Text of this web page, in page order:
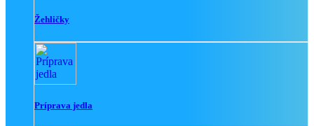
Žehličky
Príprava jedla